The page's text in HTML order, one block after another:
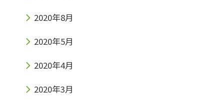
2020年8月
2020年5月
2020年4月
2020年3月